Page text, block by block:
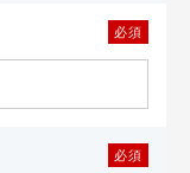
必須
必須